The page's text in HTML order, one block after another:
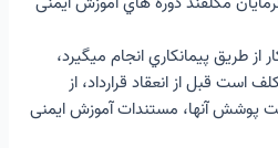
از طریق پیمانکاري انجام میگیرد،
است قبل از انعقاد قرارداد، از
پوشش آنها، مستندات آموزش ایمنی